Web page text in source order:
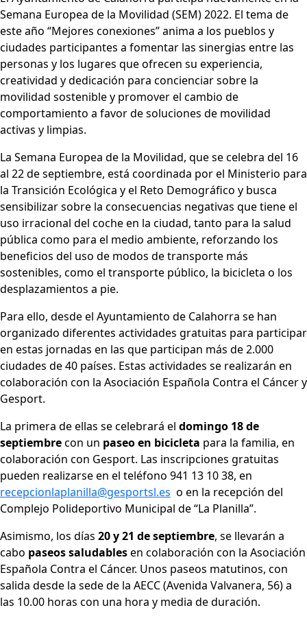
Semana Europea de la Movilidad (SEM) 2022. El tema de
este año “Mejores conexiones” anima a los pueblos y
ciudades participantes a fomentar las sinergias entre las
personas y los lugares que ofrecen su experiencia,
creatividad y dedicación para concienciar sobre la
movilidad sostenible y promover el cambio de
comportamiento a favor de soluciones de movilidad
activas y limpias.
La Semana Europea de la Movilidad, que se celebra del 16
al 22 de septiembre, está coordinada por el Ministerio para
la Transición Ecológica y el Reto Demográfico y busca
sensibilizar sobre la consecuencias negativas que tiene el
uso irracional del coche en la ciudad, tanto para la salud
pública como para el medio ambiente, reforzando los
beneficios del uso de modos de transporte más
sostenibles, como el transporte público, la bicicleta o los
desplazamientos a pie.
Para ello, desde el Ayuntamiento de Calahorra se han
organizado diferentes actividades gratuitas para participar
en estas jornadas en las que participan más de 2.000
ciudades de 40 países. Estas actividades se realizarán en
colaboración con la Asociación Española Contra el Cáncer y
Gesport.
La primera de ellas se celebrará el domingo 18 de
septiembrecon un paseo en bicicleta para la familia, en
colaboración con Gesport. Las inscripciones gratuitas
pueden realizarse en el teléfono 941 13 10 38, en
recepcionlaplanilla@gesportsl.es o en la recepción del
Complejo Polideportivo Municipal de “La Planilla”.
Asimismo, los días 20 y 21 de septiembre, se llevarán a
cabo paseos saludablesen colaboración con la Asociación
Española Contra el Cáncer. Unos paseos matutinos, con
salida desde la sede de la AECC (Avenida Valvanera, 56) a
las 10.00 horas con una hora y media de duración.